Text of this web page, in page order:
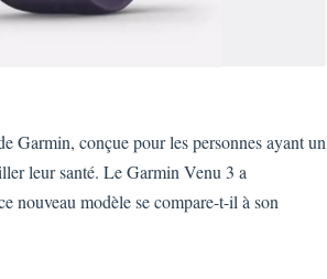
Garmin, conçue pour les personnes ayant un
leur santé. Le Garmin Venu 3 a
nouveau modèle se compare-t-il à son